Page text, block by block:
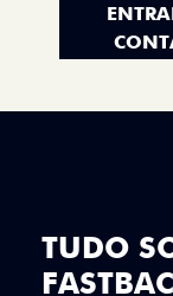
TUDO